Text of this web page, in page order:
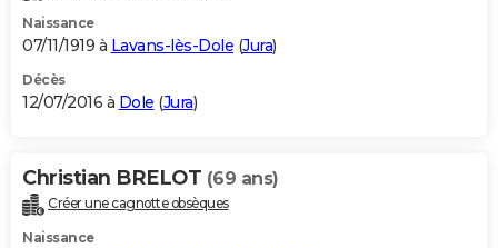
Naissance
07/11/1919 à Lavans-lès-Dole (Jura)
Décès
12/07/2016 à Dole (Jura)
Christian BRELOT (69 ans)
Créer une cagnotte obsèques
Naissance